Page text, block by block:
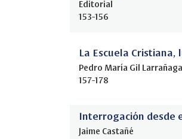
Editorial
153-156
La Escuela
Pedro María Gil Larrañaga
157-178
Interrogación desde
Jaime Castañé